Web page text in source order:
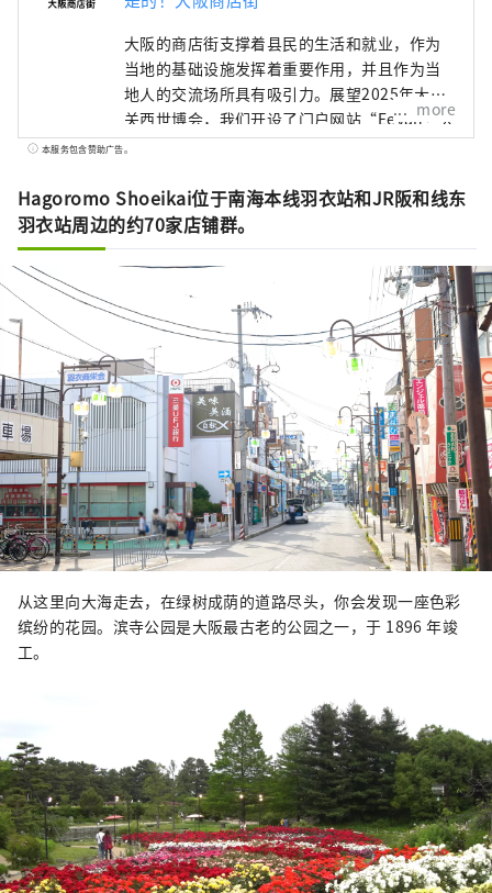
大阪的商店街支撑着县民的生活和就业，作为
当地的基础设施发挥着重要作用，并且作为当
地人的交流场所具有吸引力。展望2025年大阪/
关西世博会，我们开设了门户网站“Eeyan！大
阪商店街”，作为传达大阪商店街和商店的吸
圈！下次我们也去吧！” 请利用“Eeyan！大
阪商店街”与商店街的奇妙邂逅，例如发现当
地商店街的新一面。
more
本服务包含赞助广告。
Hagoromo Shoeikai位于南海本线羽衣站和JR阪和线东
羽衣站周边的约70家店铺群。
从这里向大海走去，在绿树成荫的道路尽头，你会发现一座色彩
缤纷的花园。滨寺公园是大阪最古老的公园之一，于 1896 年竣
工。